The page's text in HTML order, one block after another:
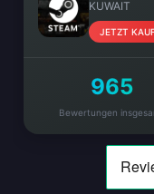
KUWAIT
JETZT
965
Bewertungen